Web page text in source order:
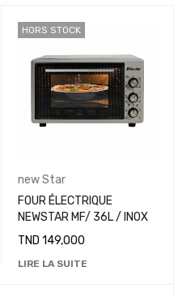
HORS STOCK
new Star
FOUR ÉLECTRIQUE
NEWSTAR MF/ 36L / INOX
TND149,000
LIRE LA SUITE